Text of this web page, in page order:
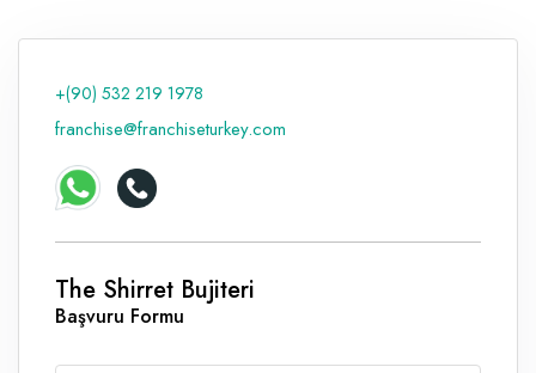
Seyahat - Rent A Car
+(90) 532 219 1978
franchise@franchiseturkey.com
The Shirret Bujiteri
Başvuru Formu